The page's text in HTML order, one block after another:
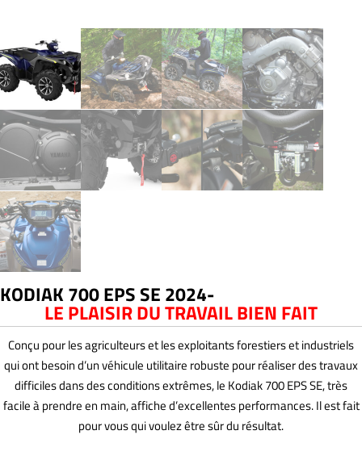
KODIAK 700 EPS SE 2024-
LE PLAISIR DU TRAVAIL BIEN FAIT
Conçu pour les agriculteurs et les exploitants forestiers et industriels
qui ont besoin d’un véhicule utilitaire robuste pour réaliser des travaux
difficiles dans des conditions extrêmes, le Kodiak 700 EPS SE, très
facile à prendre en main, affiche d’excellentes performances. Il est fait
pour vous qui voulez être sûr du résultat.